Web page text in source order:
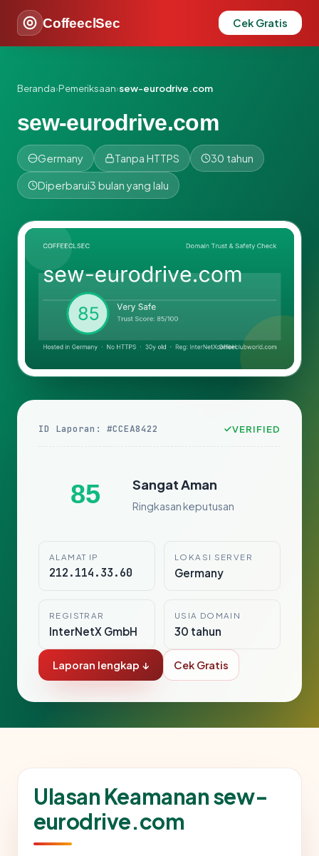
CoffeeclSec Cek Gratis
Beranda›Pemeriksaan›sew-eurodrive.com
sew-eurodrive.com
Germany Tanpa HTTPS 30 tahun
Diperbarui3 bulan yang lalu
ID Laporan: #CCEA8422 VERIFIED
85 Sangat Aman
Ringkasan keputusan
ALAMAT IP
212.114.33.60
LOKASI SERVER
Germany
REGISTRAR
InterNetX GmbH
USIA DOMAIN
30 tahun
Laporan lengkap ↓ Cek Gratis
Ulasan Keamanan sew-
eurodrive.com